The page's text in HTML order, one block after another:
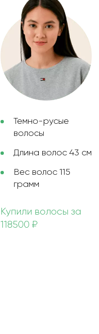
Темно-русые
волосы
Длина волос 43 см
Вес волос 115
грамм
Купили волосы за
118500 ₽